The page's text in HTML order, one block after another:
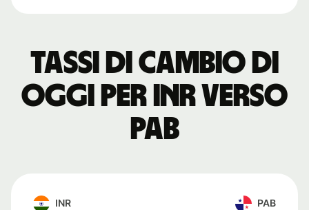
Tassi di cambio di
oggi per INR verso
PAB
INR PAB